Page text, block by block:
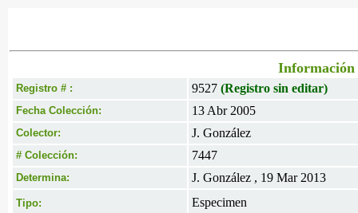
Información
Registro # : 9527 (Registro sin editar)
Fecha Colección: 13 Abr 2005
Colector: J. González
# Colección: 7447
Determina: J. González , 19 Mar 2013
Tipo: Especimen